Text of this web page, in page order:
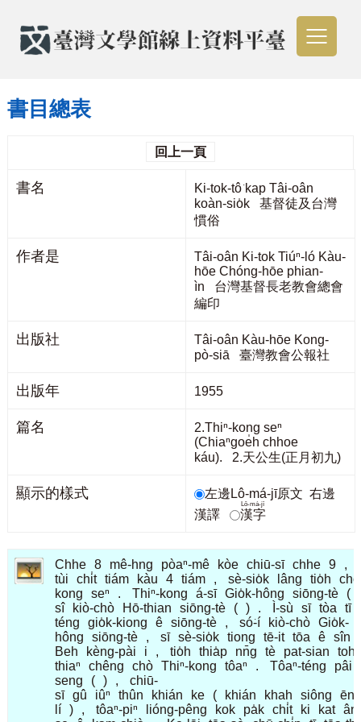
書目總表
回上一頁
書名
Ki-tok-tô͘ kap Tâi-oân
koàn-sio̍k 基督徒及台灣
慣俗
作者是
Tâi-oân Ki-tok Tiúⁿ-ló Kàu-
hōe Chóng-hōe phian-
ìn 台灣基督長老教會總會
編印
出版社
Tâi-oân Kàu-hōe Kong-
pò-siā 臺灣教會公報社
出版年 1955
篇名
2.Thiⁿ-kong seⁿ
(Chiaⁿgoe̍h chhoe
káu). 2.天公生(正月初九)
顯示的樣式 左邊Lô-má-jī原文 右邊
漢譯
漢字
Lô-má-jī
Chhe 8 mê-hng pòaⁿ-mê kòe chiū-sī chhe 9
,
tùi
chi̍t tiám kàu 4 tiám , sè-sio̍k lâng tio̍h
chò
kong
seⁿ . Thiⁿ-kong á-sī Gio̍k-hông siōng-tè (
sî
kiò-chò Hō-thian siōng-tè ( ) . Ì-sù sī tòa tī
téng
gio̍k-kiong ê siōng-tè , só͘-í kiò-chò Gio̍k-
hông
siōng-tè , sī sè-sio̍k tiong tē-it tōa ê sîn
Beh
kèng-pài i , tio̍h thia̍p nn̄g tè pat-sian
toh
thiaⁿ
chêng chò Thiⁿ-kong tôaⁿ . Tôaⁿ-téng pâi
seng
( ) ,
chiū-
sī gû iûⁿ thûn khián ke ( khián khah siông
ēng
lí ) , tôaⁿ-piⁿ lióng-pêng kok pa̍k chi̍t ki kat